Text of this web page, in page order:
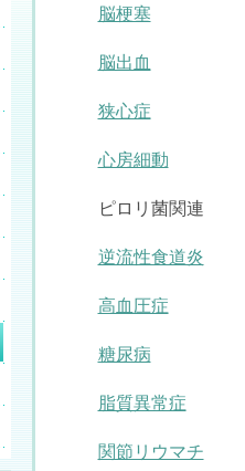
脳梗塞
脳出血
狭心症
心房細動
ピロリ菌関連
逆流性食道炎
高血圧症
糖尿病
脂質異常症
関節リウマチ